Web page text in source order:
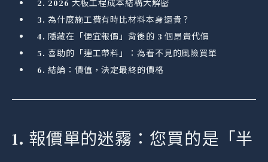
2026 大板工程成本結構大解密
為什麼施工費有時比材料本身還貴？
隱藏在「便宜報價」背後的 3 個昂貴代價
喜助的「連工帶料」：為看不見的風險買單
結論：價值，決定最終的價格
1. 報價單的迷霧：您買的是「半